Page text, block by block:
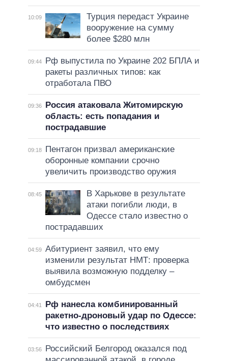
10:09
Турция передаст Украине
вооружение на сумму
более $280 млн
09:44
Рф выпустила по Украине 202 БПЛА и
ракеты различных типов: как
отработала ПВО
09:36
Россия атаковала Житомирскую
область: есть попадания и
пострадавшие
09:18
Пентагон призвал американские
оборонные компании срочно
увеличить производство оружия
08:45
В Харькове в результате
атаки погибли люди, в
Одессе стало известно о
пострадавших
04:59 Абитуриент заявил, что ему
изменили результат НМТ: проверка
выявила возможную подделку –
омбудсмен
04:41
Рф нанесла комбинированный
ракетно-дроновый удар по Одессе:
что известно о последствиях
03:56
Российский Белгород оказался под